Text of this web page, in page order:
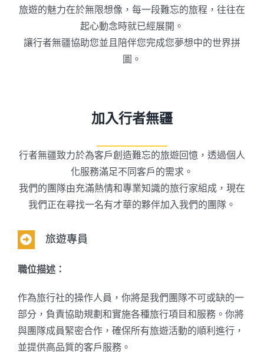
旅遊的魅力在於無限想像，每一段難忘的旅程，往往在
起心動念時就已經展開。
讓行者無疆協助您並且陪伴您完成您夢想中的世界拼
圖。
加入行者無疆
行者無疆致力於為客戶創造難忘的旅遊回憶，透過個人
化服務滿足不同客戶的需求。
我們的團隊由充滿熱情和專業知識的旅行家組成，現在
我們正在尋找一名有才華的夥伴加入我們的團隊。
旅遊專員
職位描述：
作為旅行社的操作人員，你將是我們團隊不可或缺的一
部分，負責協助規劃和實施各種旅行項目和服務。你將
與團隊成員緊密合作，確保所有旅遊活動的順利進行，
並提供高品質的客戶服務。